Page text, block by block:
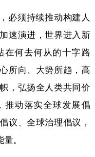
须持续推动构建人
速演进，世界进入新
在何去何从的十字路
所向、大势所趋，高
，弘扬全人类共同价
推动落实全球发展倡
议、全球治理倡议，
。